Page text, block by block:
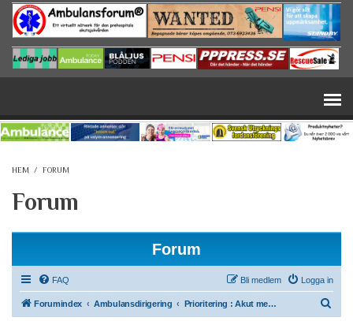
Hoppa till huvudinnehåll
HEM / FORUM
Forum